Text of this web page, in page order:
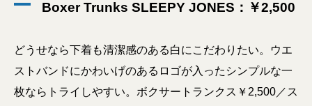
Boxer Trunks SLEEPY JONES：￥2,500
どうせなら下着も清潔感のある白にこだわりたい。ウエ
ストバンドにかわいげのあるロゴが入ったシンプルな一
枚ならトライしやすい。ボクサートランクス￥2,500／ス